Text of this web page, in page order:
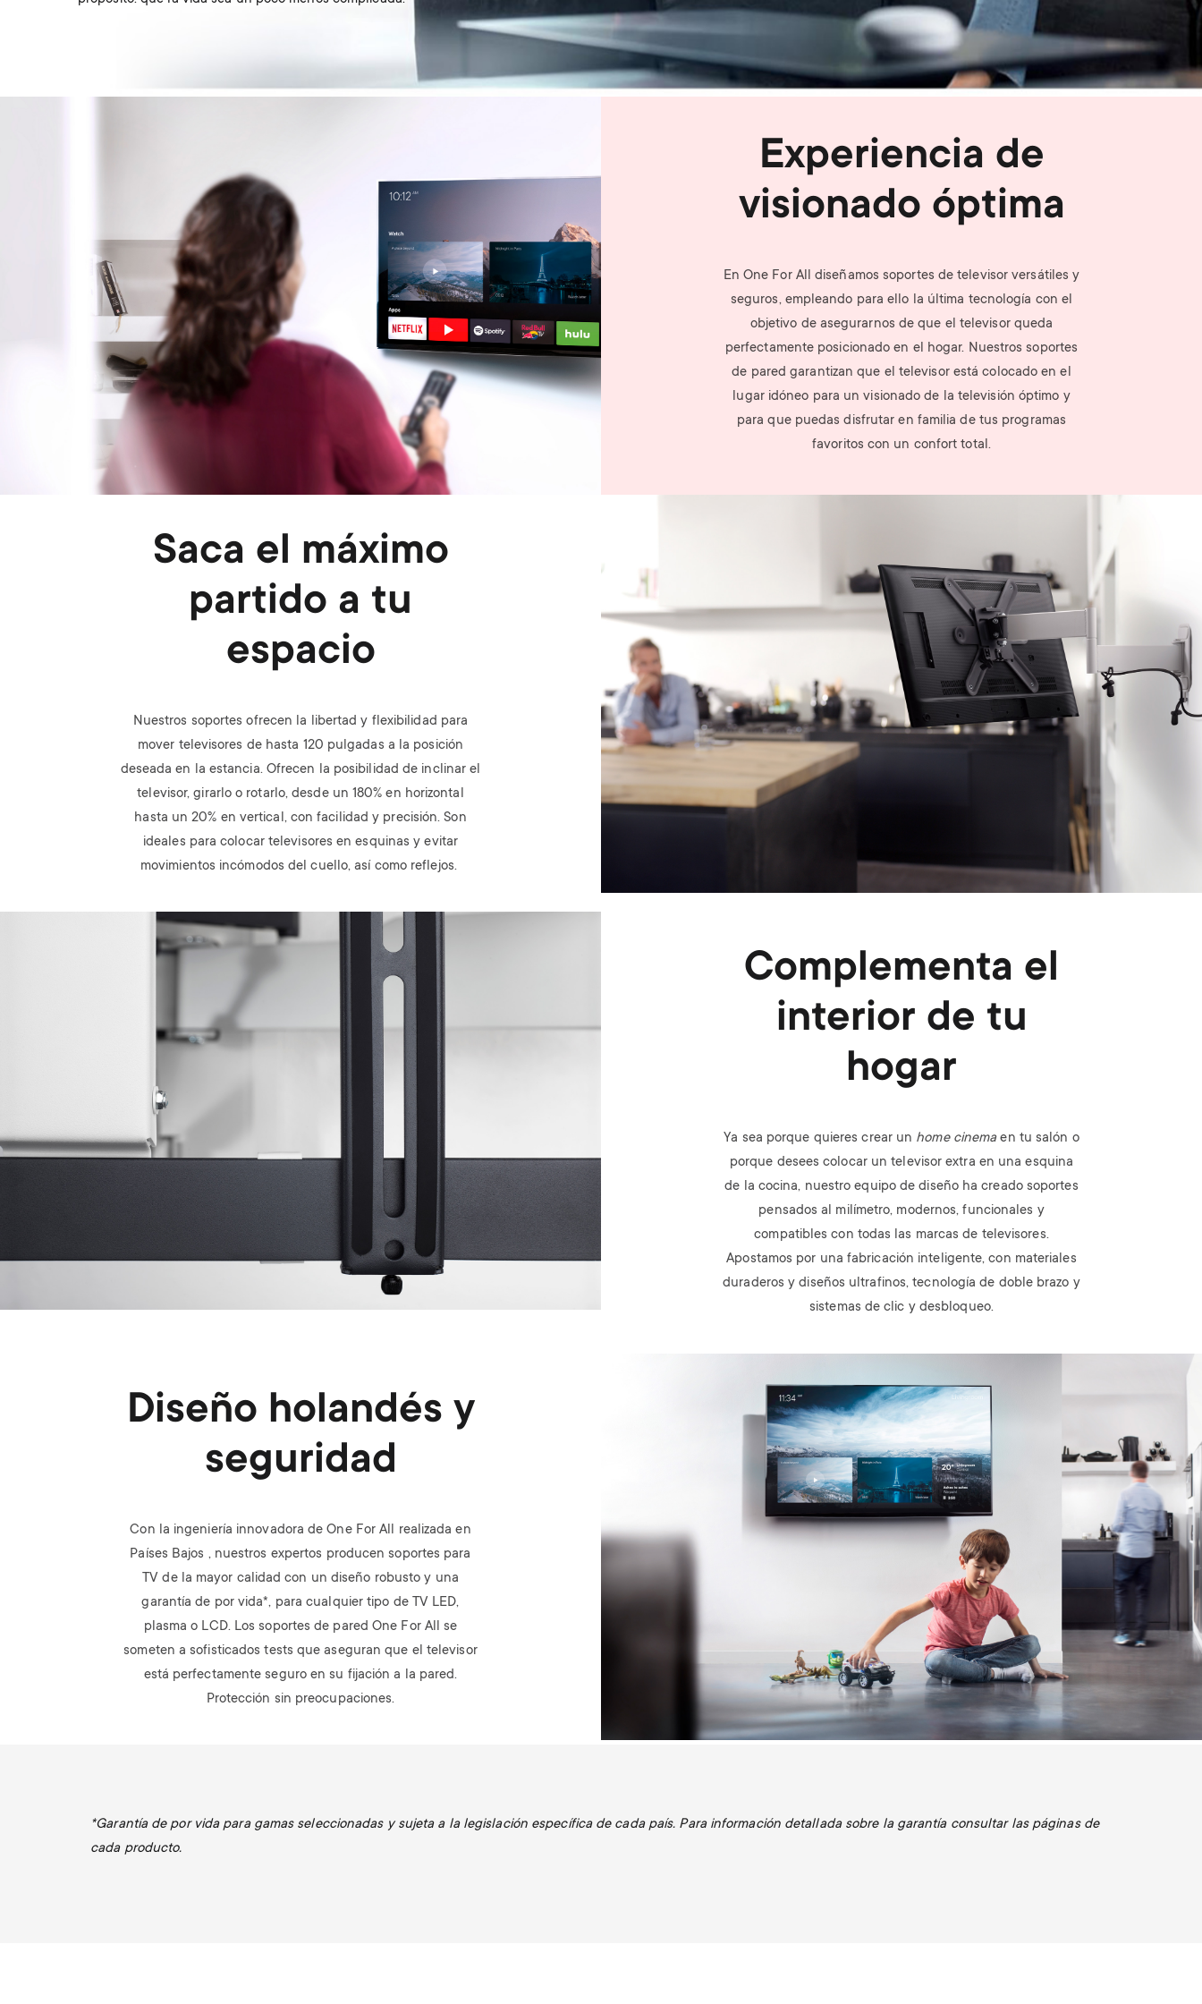
u
u
Experiencia de
visionado óptima
En One For All diseñamos soportes de televisor versátiles y
seguros, empleando para ello la última tecnología con el
objetivo de asegurarnos de que el televisor queda
perfectamente posicionado en el hogar. Nuestros soportes
de pared garantizan que el televisor está colocado en el
lugar idóneo para un visionado de la televisión óptimo y
para que puedas disfrutar en familia de tus programas
favoritos con un confort total.
Saca el máximo
partido a tu
espacio
Nuestros soportes ofrecen la libertad y flexibilidad para
mover televisores de hasta 120 pulgadas a la posición
deseada en la estancia. Ofrecen la posibilidad de inclinar el
televisor, girarlo o rotarlo, desde un 180% en horizontal
hasta un 20% en vertical, con facilidad y precisión. Son
ideales para colocar televisores en esquinas y evitar
movimientos incómodos del cuello, así como reflejos.
Complementa el
interior de tu
hogar
Ya sea porque quieres crear un home cinemaen tu salón o
porque desees colocar un televisor extra en una esquina
de la cocina, nuestro equipo de diseño ha creado soportes
pensados al milímetro, modernos, funcionales y
compatibles con todas las marcas de televisores.
Apostamos por una fabricación inteligente, con materiales
duraderos y diseños ultrafinos, tecnología de doble brazo y
sistemas de clic y desbloqueo.
Diseño holandés y
seguridad
Con la ingeniería innovadora de One For All realizada en
Países Bajos , nuestros expertos producen soportes para
TV de la mayor calidad con un diseño robusto y una
garantía de por vida*, para cualquier tipo de TV LED,
plasma o LCD. Los soportes de pared One For All se
someten a sofisticados tests que aseguran que el televisor
está perfectamente seguro en su fijación a la pared.
Protección sin preocupaciones.
*Garantía de por vida para gamas seleccionadas y sujeta a la legislación específica de cada país. Para información detallada sobre la garantía consultar las páginas de
cada producto.